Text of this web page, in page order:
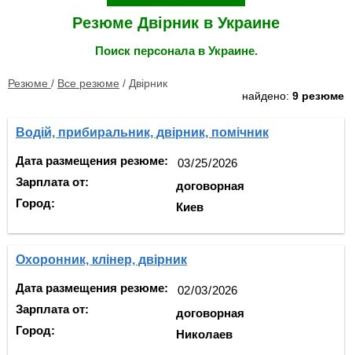
Резюме Двірник в Украине
Поиск персонала в Украине.
Резюме / Все резюме / Двірник
найдено: 9 резюме
Водій, прибиральник, двірник, помічник
Дата размещения резюме:
Зарплата от:
Город:
договорная
Киев
Охоронник, клінер, двірник
Дата размещения резюме:
Зарплата от:
Город:
договорная
Николаев